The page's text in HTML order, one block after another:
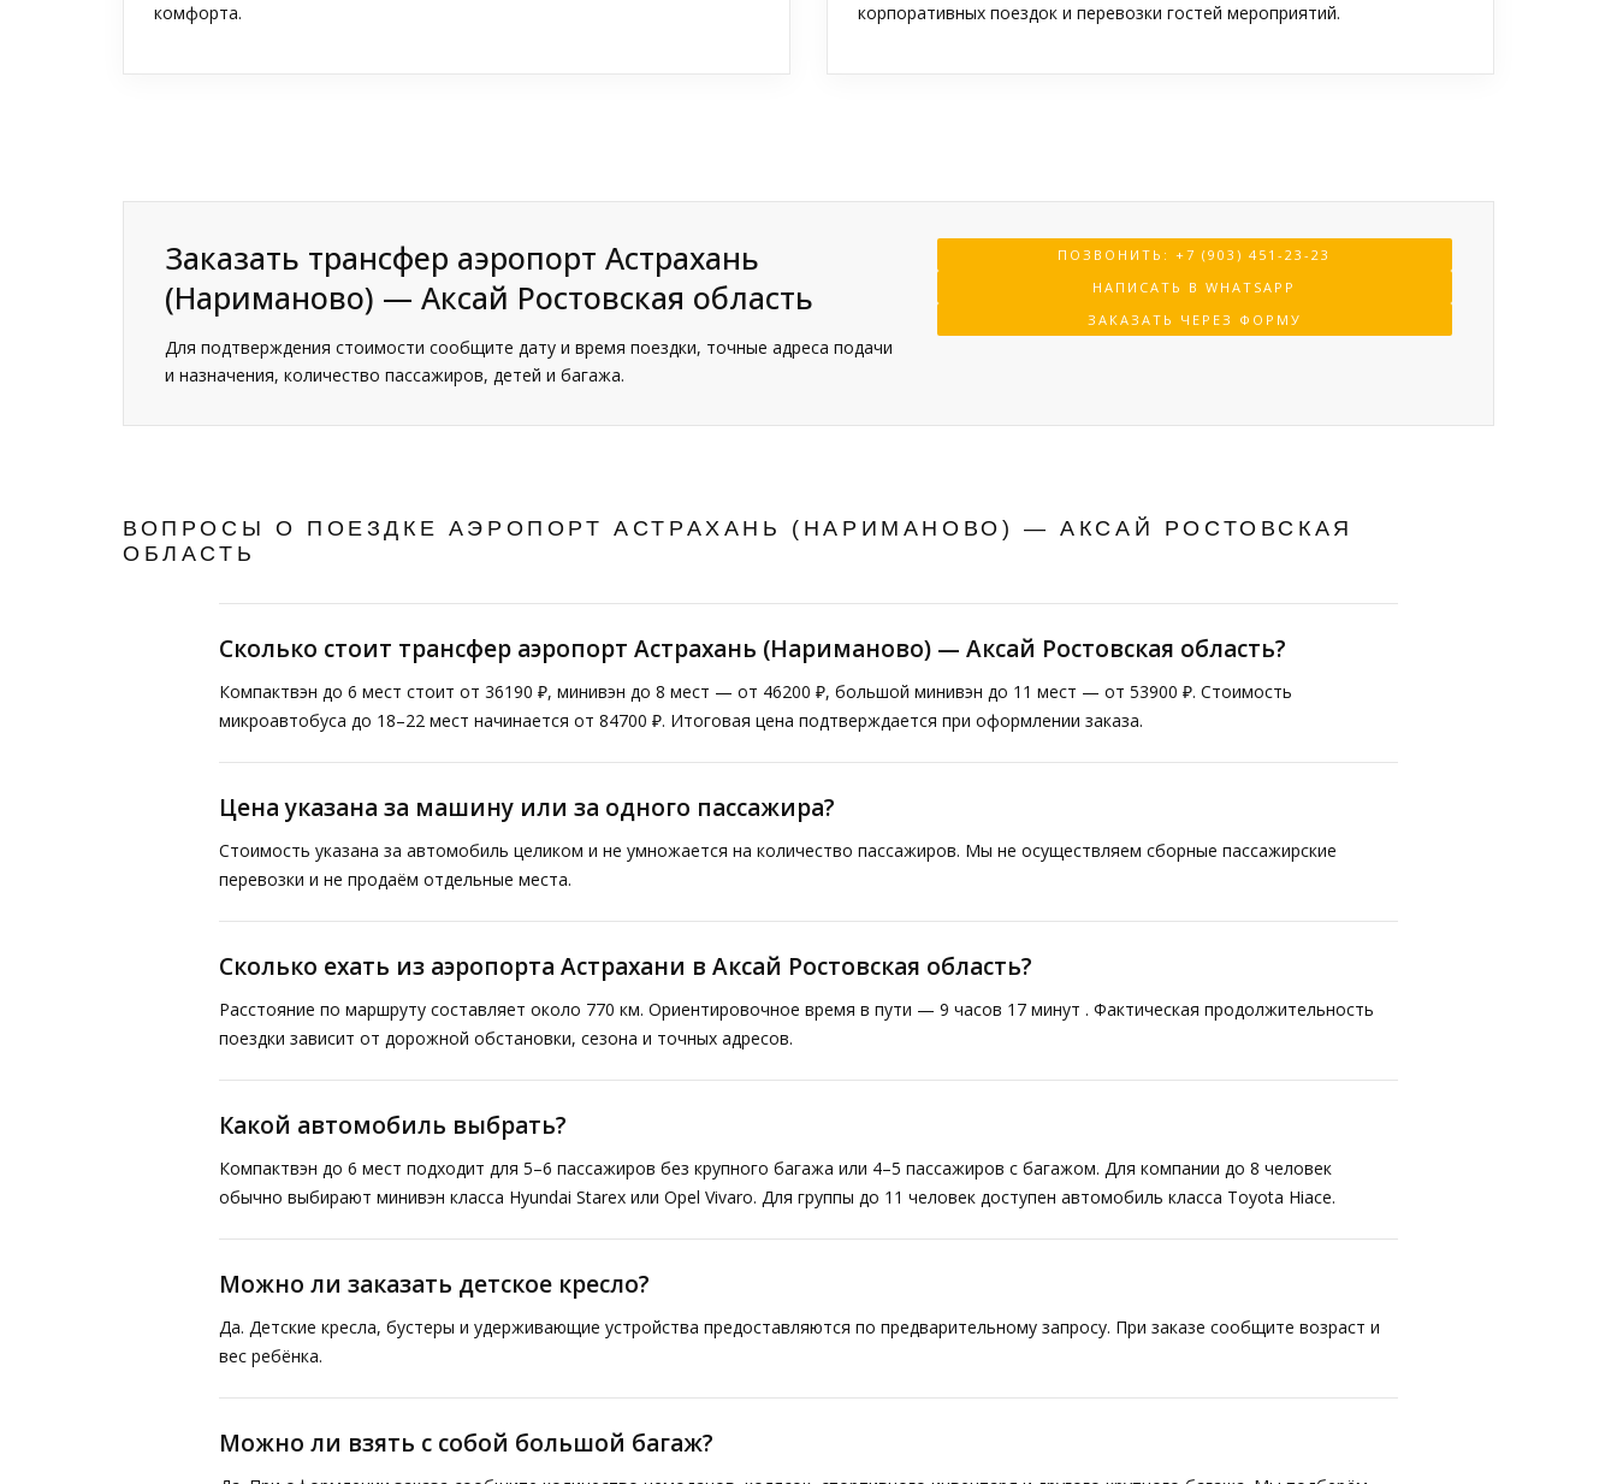
комфорта.
корпоративных поездок и перевозки гостей мероприятий.
Заказать трансфер аэропорт Астрахань
(Нариманово) — Аксай Ростовская область
Для подтверждения стоимости сообщите дату и время поездки, точные адреса подачи
и назначения, количество пассажиров, детей и багажа.
ПОЗВОНИТЬ: +7 (903) 451-23-23
НАПИСАТЬ В WHATSAPP
ЗАКАЗАТЬ ЧЕРЕЗ ФОРМУ
ВОПРОСЫ О ПОЕЗДКЕ АЭРОПОРТ АСТРАХАНЬ (НАРИМАНОВО) — АКСАЙ РОСТОВСКАЯ
ОБЛАСТЬ
Сколько стоит трансфер аэропорт Астрахань (Нариманово) — Аксай Ростовская область?
Компактвэн до 6 мест стоит от 36190 ₽, минивэн до 8 мест — от 46200 ₽, большой минивэн до 11 мест — от 53900 ₽. Стоимость
микроавтобуса до 18–22 мест начинается от 84700 ₽. Итоговая цена подтверждается при оформлении заказа.
Цена указана за машину или за одного пассажира?
Стоимость указана за автомобиль целиком и не умножается на количество пассажиров. Мы не осуществляем сборные пассажирские
перевозки и не продаём отдельные места.
Сколько ехать из аэропорта Астрахани в Аксай Ростовская область?
Расстояние по маршруту составляет около 770 км. Ориентировочное время в пути — 9 часов 17 минут . Фактическая продолжительность
поездки зависит от дорожной обстановки, сезона и точных адресов.
Какой автомобиль выбрать?
Компактвэн до 6 мест подходит для 5–6 пассажиров без крупного багажа или 4–5 пассажиров с багажом. Для компании до 8 человек
обычно выбирают минивэн класса Hyundai Starex или Opel Vivaro. Для группы до 11 человек доступен автомобиль класса Toyota Hiace.
Можно ли заказать детское кресло?
Да. Детские кресла, бустеры и удерживающие устройства предоставляются по предварительному запросу. При заказе сообщите возраст и
вес ребёнка.
Можно ли взять с собой большой багаж?